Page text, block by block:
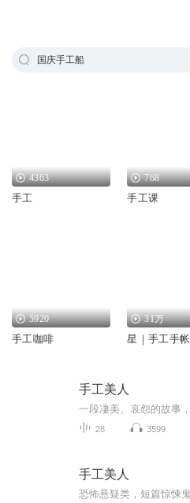
国庆手工船
4363
手工
768
手工课
5920
手工咖啡
31万
星｜手工手帐
手工美人
28 3599
手工美人